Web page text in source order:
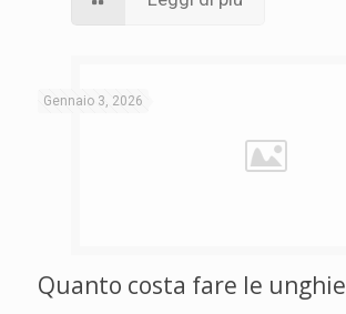
Gennaio 3, 2026
Quanto costa fare le unghie